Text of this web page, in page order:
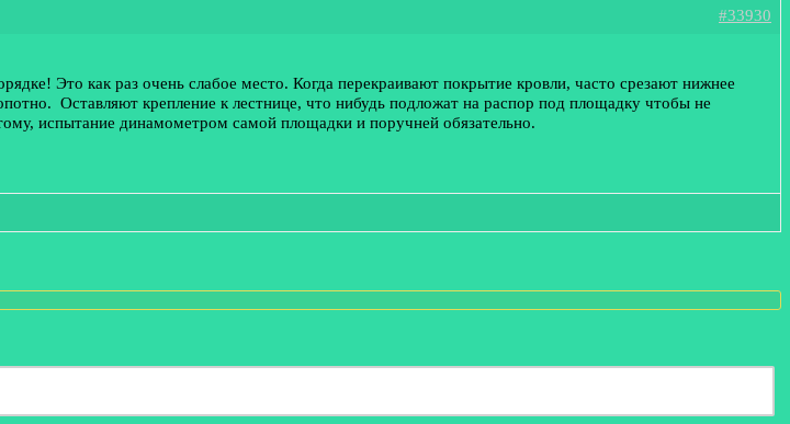
#33930
Это как раз очень слабое место. Когда перекраивают покрытие кровли, часто срезают нижнее
Оставляют крепление к лестнице, что нибудь подложат на распор под площадку чтобы не
испытание динамометром самой площадки и поручней обязательно.